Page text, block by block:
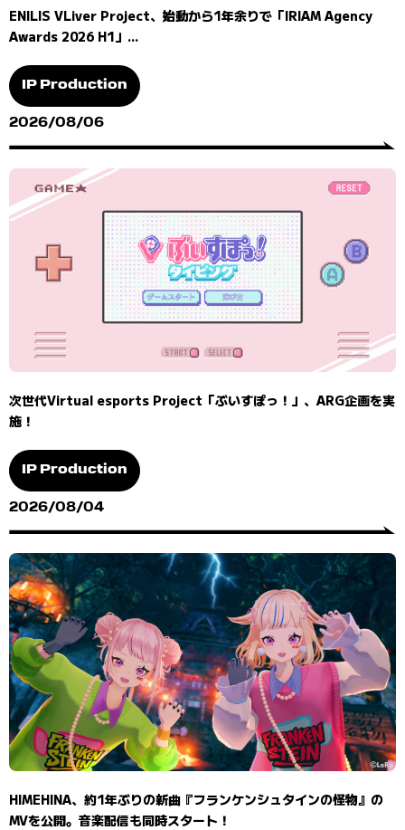
ENILIS VLiver Project、始動から1年余りで「IRIAM Agency
Awards 2026 H1」...
IP Production
2026/08/06
次世代Virtual esports Project「ぶいすぽっ！」、ARG企画を実
施！
IP Production
2026/08/04
HIMEHINA、約1年ぶりの新曲『フランケンシュタインの怪物』の
MVを公開。音楽配信も同時スタート！